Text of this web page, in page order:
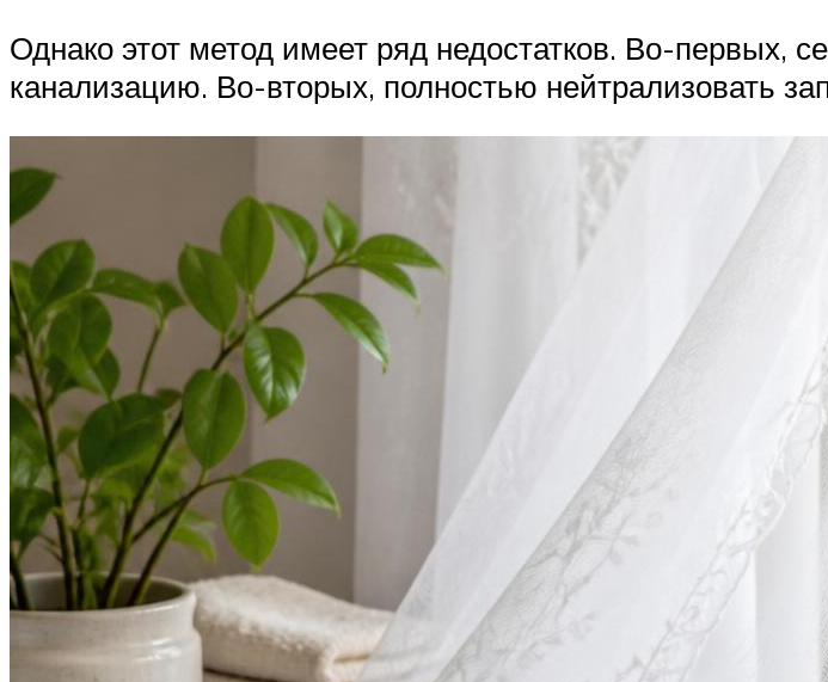
Однако этот метод имеет ряд недостатков. Во-первых,
канализацию. Во-вторых, полностью нейтрализовать